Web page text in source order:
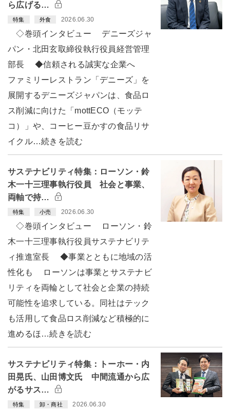
ら広げる…
特集 外食 2026.06.30
◇巻頭インタビュー デニーズジャ
パン・北田玄取締役執行役員経営管理
部長 ◆信頼される誠実な企業へ
ファミリーレストラン「デニーズ」を
展開するデニーズジャパンは、食品ロ
ス削減に向けた「mottECO（モッテ
コ）」や、コーヒー豆かすの食品リサ
イクル…続きを読む
サステナビリティ特集：ローソン・鈴
木一十三理事執行役員 社会と事業、
両軸で持…
特集 小売 2026.06.30
◇巻頭インタビュー ローソン・鈴
木一十三理事執行役員サステナビリテ
ィ推進室長 ◆事業とともに地域の活
性化も ローソンは事業とサステナビ
リティを両輪として社会と企業の持続
可能性を追求している。同社はテック
も活用して食品ロス削減など積極的に
進めるほ…続きを読む
サステナビリティ特集：トーホー・内
田晃氏、山田博文氏 中間流通から広
がるサス…
特集 卸・商社 2026.06.30